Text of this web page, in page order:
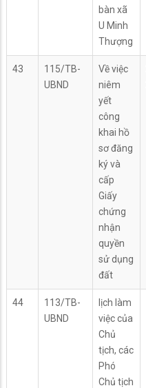
bàn xã
U Minh
Thượng
43
115/TB-
UBND
Về việc
niêm
yết
công
khai hồ
sơ đăng
ký và
cấp
Giấy
chứng
nhận
quyền
sử dụng
đất
44
113/TB-
UBND
lịch làm
việc của
Chủ
tịch, các
Phó
Chủ tịch